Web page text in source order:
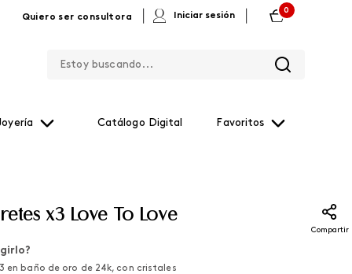
Quiero ser consultora Iniciar sesión
0
Catálogo Digital Favoritos
x3 Love To Love
Compartir
en baño de oro de 24k, con cristales